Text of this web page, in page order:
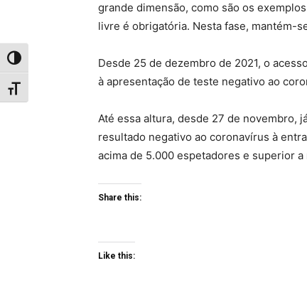
Toggle High Contrast
Toggle Font size
grande dimensão, como são os
livre é obrigatória. Nesta fase, mantém-
Desde 25 de dezembro de 2021, o
à apresentação de teste negativo ao
Até essa altura, desde 27 de novembro,
resultado negativo ao coronavírus à
acima de 5.000 espetadores e superior
Share this:
Like this: